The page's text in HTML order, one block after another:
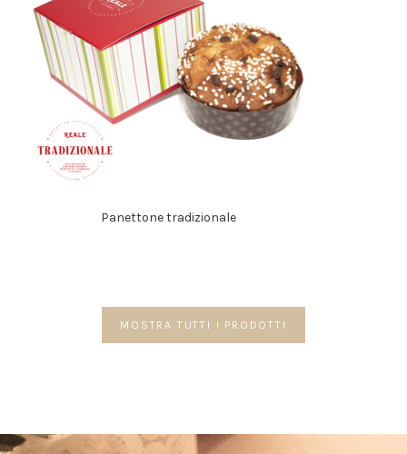
Panettone tradizionale
MOSTRA TUTTI I PRODOTTI